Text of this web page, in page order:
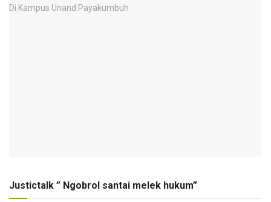
Justictalk ” Ngobrol santai melek hukum”